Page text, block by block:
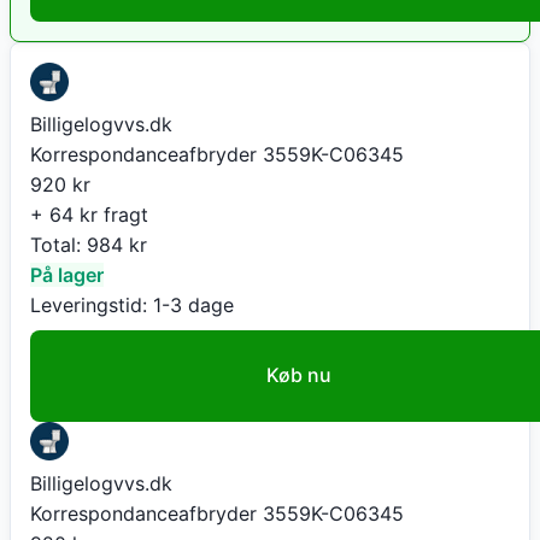
Billigelogvvs.dk
Korrespondanceafbryder 3559K-C06345
920 kr
+ 64 kr fragt
Total: 984 kr
På lager
Leveringstid: 1-3 dage
Køb nu
Billigelogvvs.dk
Korrespondanceafbryder 3559K-C06345